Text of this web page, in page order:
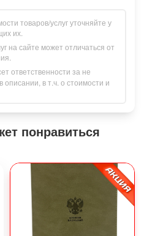
товаров/услуг уточняйте у
их.
на сайте может отличаться от
ответственности за не
в т.ч. о стоимости и
понравиться